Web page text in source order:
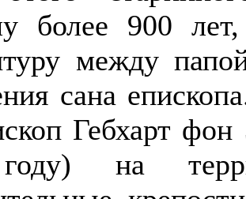
более 900
между
сана
Гебхарт фон
на